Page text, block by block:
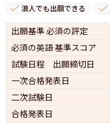
浪人でも出願できる
出願基準 必須の評定
必須の英語 基準スコア
試験日程 出願締切日
一次合格発表日
二次試験日
合格発表日